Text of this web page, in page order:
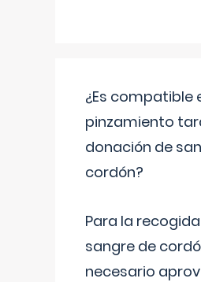
¿Es compatible
pinzamiento
donación de
cordón?
Para la
sangre de
necesario